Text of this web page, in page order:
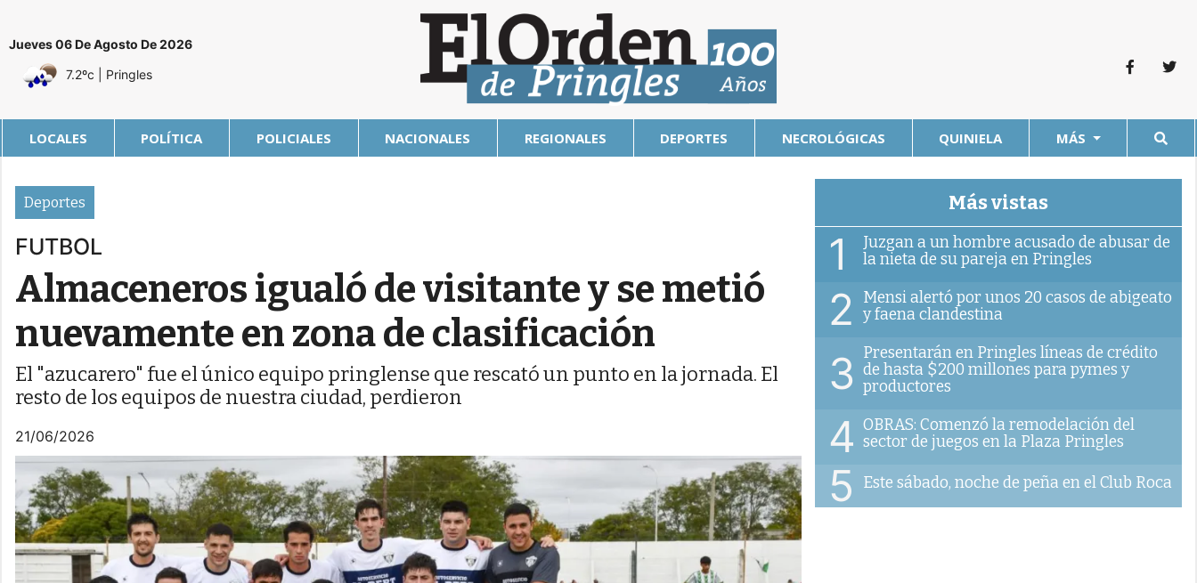
Jueves 06 De Agosto De 2026
7.2ºc
| Pringles
LOCALES POLÍTICA POLICIALES NACIONALES REGIONALES DEPORTES NECROLÓGICAS QUINIELA MÁS
Deportes
FUTBOL
Almaceneros igualó de visitante y se metió
nuevamente en zona de clasificación
El "azucarero" fue el único equipo pringlense que rescató un punto en la jornada. El
resto de los equipos de nuestra ciudad, perdieron
21/06/2026
Más vistas
1
Juzgan a un hombre acusado de abusar de
la nieta de su pareja en Pringles
2
Mensi alertó por unos 20 casos de abigeato
y faena clandestina
3
Presentarán en Pringles líneas de crédito
de hasta $200 millones para pymes y
productores
4 OBRAS: Comenzó la remodelación del
sector de juegos en la Plaza Pringles
5 Este sábado, noche de peña en el Club Roca